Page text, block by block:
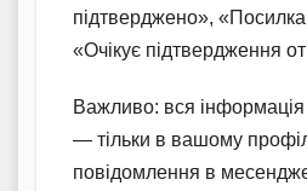
підтверджено», «Посилка
«Очікує підтвердження
Важливо: вся інформація
— тільки в вашому
повідомлення в